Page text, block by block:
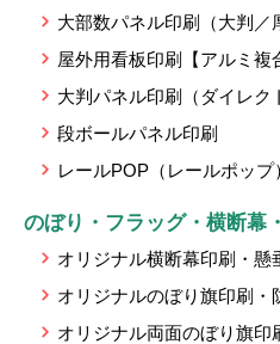
大部数パネル印刷（大判／
屋外用看板印刷【アルミ複
大判パネル印刷（ダイレク
段ボールパネル印刷
レールPOP（レールポップ
のぼり・フラッグ・横断幕
オリジナル横断幕印刷・懸
オリジナルのぼり旗印刷・
オリジナル両面のぼり旗印